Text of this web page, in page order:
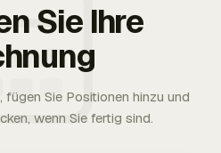
Sie Ihre
fügen Sie Positionen hinzu und
wenn Sie fertig sind.